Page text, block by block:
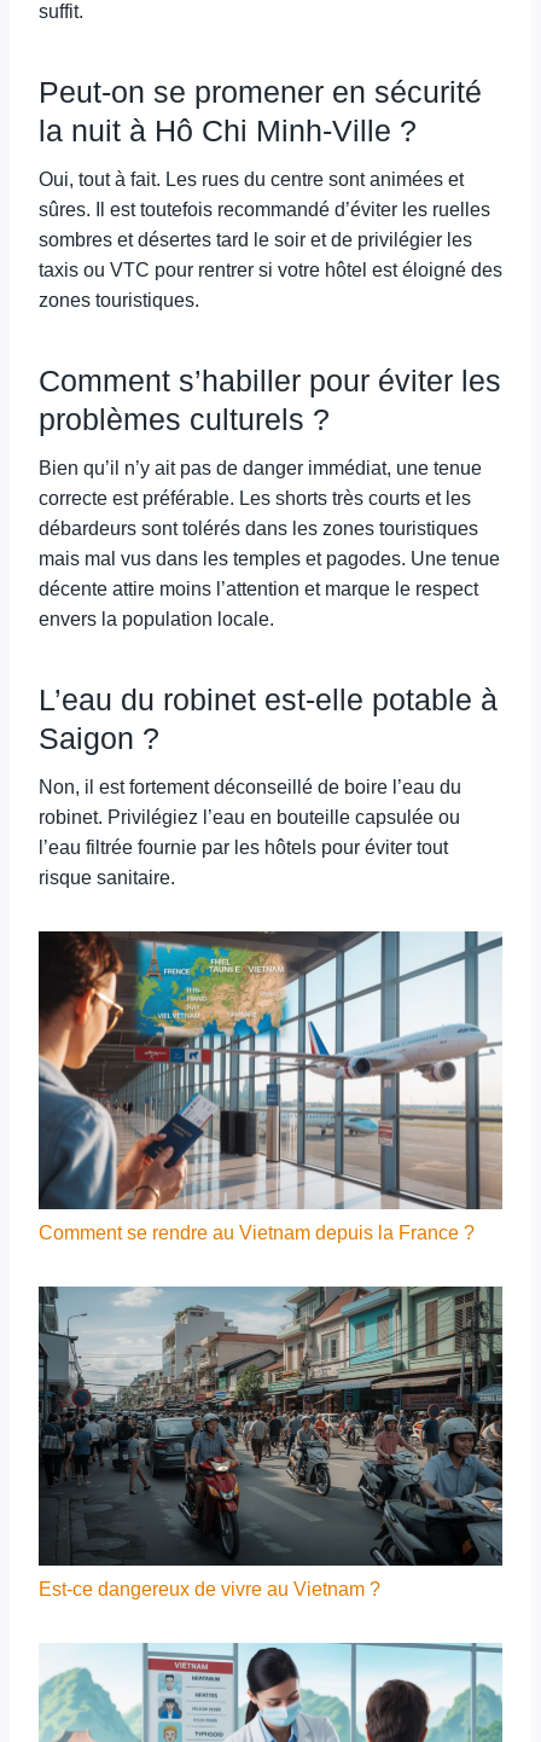
suffit.
Peut-on se promener en sécurité
la nuit à Hô Chi Minh-Ville ?
Oui, tout à fait. Les rues du centre sont animées et
sûres. Il est toutefois recommandé d’éviter les ruelles
sombres et désertes tard le soir et de privilégier les
taxis ou VTC pour rentrer si votre hôtel est éloigné des
zones touristiques.
Comment s’habiller pour éviter les
problèmes culturels ?
Bien qu’il n’y ait pas de danger immédiat, une tenue
correcte est préférable. Les shorts très courts et les
débardeurs sont tolérés dans les zones touristiques
mais mal vus dans les temples et pagodes. Une tenue
décente attire moins l’attention et marque le respect
envers la population locale.
L’eau du robinet est-elle potable à
Saigon ?
Non, il est fortement déconseillé de boire l’eau du
robinet. Privilégiez l’eau en bouteille capsulée ou
l’eau filtrée fournie par les hôtels pour éviter tout
risque sanitaire.
Comment se rendre au Vietnam depuis la France ?
Est-ce dangereux de vivre au Vietnam ?